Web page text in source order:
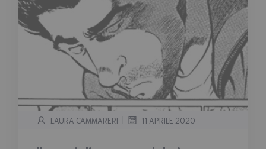
LAURA CAMMARERI | 11 APRILE 2020